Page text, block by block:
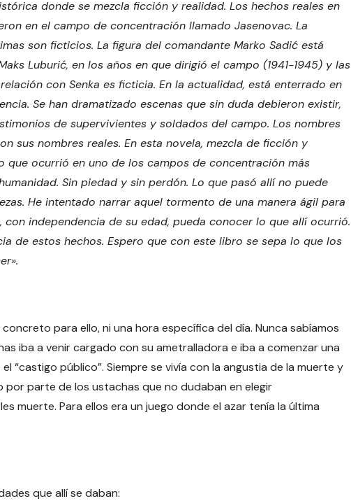
donde se mezcla ficción y realidad. Los hechos reales en
en el campo de concentración llamado Jasenovac. La
son ficticios. La figura del comandante Marko Sadić está
Luburić, en los años en que dirigió el campo (1941-1945) y las
con Senka es ficticia. En la actualidad, está enterrado en
Se han dramatizado escenas que sin duda debieron existir,
de supervivientes y soldados del campo. Los nombres
sus nombres reales. En esta novela, mezcla de ficción y
que ocurrió en uno de los campos de concentración más
Sin piedad y sin perdón. Lo que pasó allí no puede
He intentado narrar aquel tormento de una manera ágil para
con independencia de su edad, pueda conocer lo que allí ocurrió.
de estos hechos. Espero que con este libro se sepa lo que los
».
para ello, ni una hora específica del día. Nunca sabíamos
iba a venir cargado con su ametralladora e iba a comenzar una
“castigo público”. Siempre se vivía con la angustia de la muerte y
por parte de los ustachas que no dudaban en elegir
muerte. Para ellos era un juego donde el azar tenía la última
que allí se daban: